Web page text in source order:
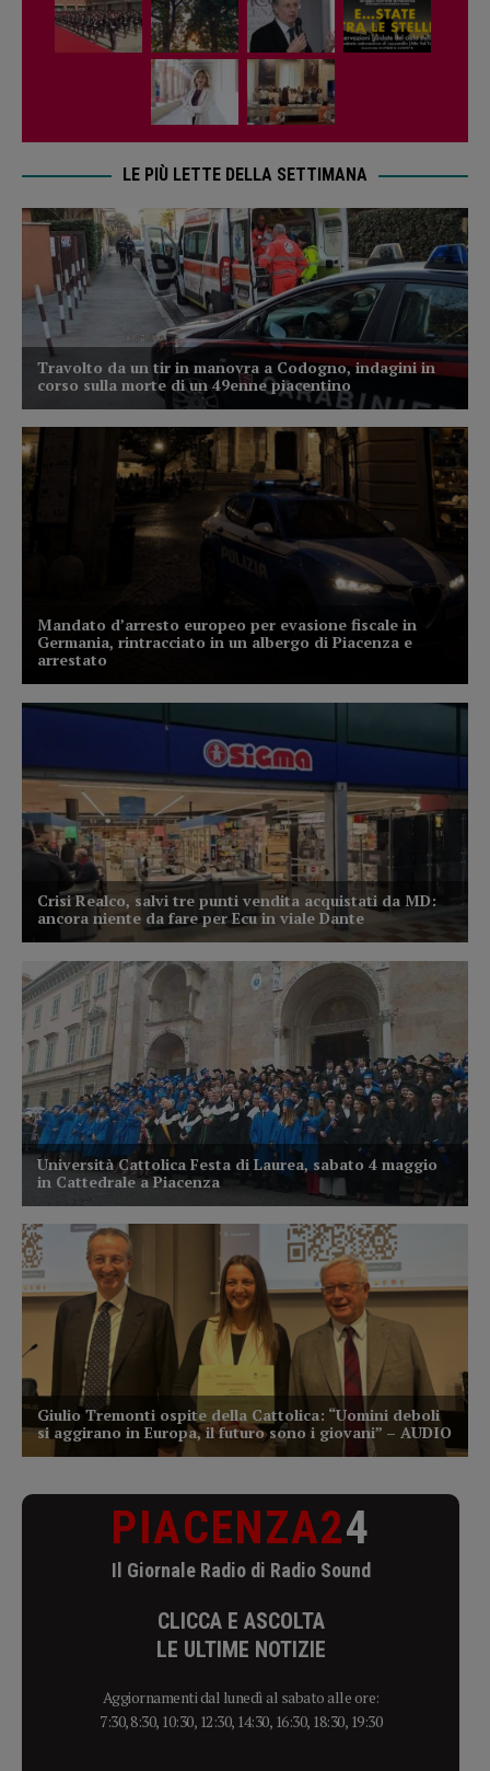
LE PIÙ LETTE DELLA SETTIMANA
PIACENZA24
Il Giornale Radio di Radio Sound
CLICCA E ASCOLTA
LE ULTIME NOTIZIE
Aggiornamenti dal lunedì al sabato alle ore:
7:30, 8:30, 10:30, 12:30, 14:30, 16:30, 18:30, 19:30